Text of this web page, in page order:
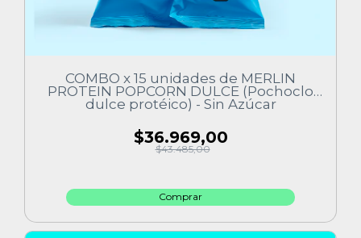
COMBO x 15 unidades de MERLIN
PROTEIN POPCORN DULCE (Pochoclo
dulce protéico) - Sin Azúcar
$36.969,00
$43.485,00